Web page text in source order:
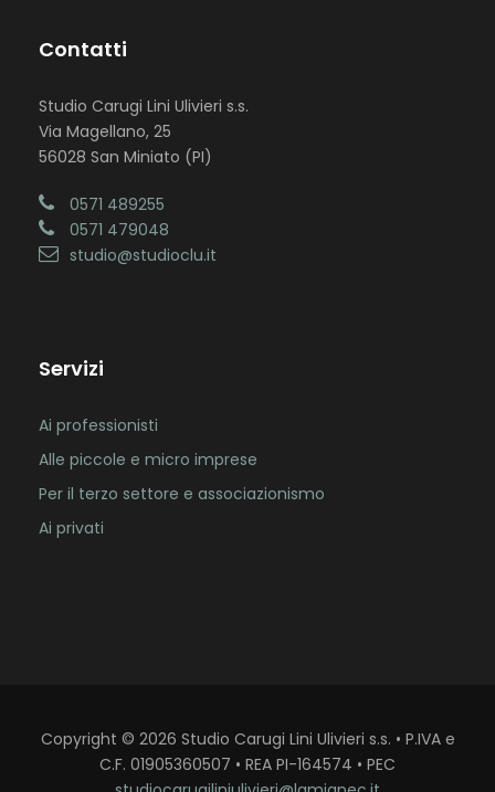
Contatti
Studio Carugi Lini Ulivieri s.s.
Via Magellano, 25
56028 San Miniato (PI)
0571 489255
0571 479048
studio@studioclu.it
Servizi
Ai professionisti
Alle piccole e micro imprese
Per il terzo settore e associazionismo
Ai privati
Copyright © 2026 Studio Carugi Lini Ulivieri s.s. • P.IVA e
C.F. 01905360507 • REA PI-164574 • PEC